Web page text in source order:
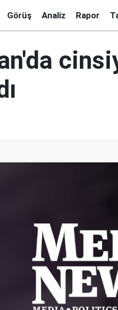
Görüş Analiz Rapor